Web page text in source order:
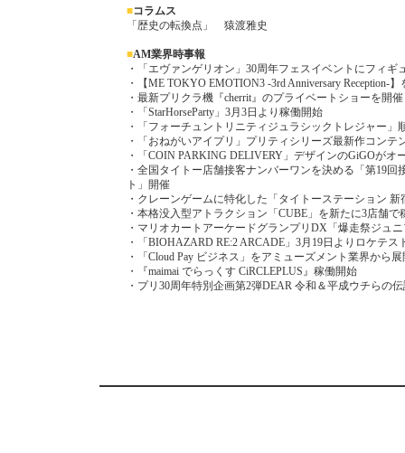
■コラムス
「歴史の転換点」 猿渡雅史
■AM業界時事報
・「エヴァンゲリオン」30周年フェスイベントにフィギ
・【ME TOKYO EMOTION3 -3rd Anniversary Reception-】
・最新プリクラ機『cherrit』のプライベートショーを開催
・「StarHorseParty」3月3日より稼働開始
・「フォーチュントリニティジュラシックトレジャー」
・「おねがいアイプリ」プリティシリーズ最新作コンテ
・「COIN PARKING DELIVERY」デザインのGiGOがオ
・全国タイトー店舗接客ナンバーワンを決める「第19
ト」開催
・クレーンゲームに特化した「タイトーステーション
・本格没入型アトラクション「CUBE」を新たに3店舗で
・マリオカートアーケードグランプリDX「爆走祭ジュ
・「BIOHAZARD RE:2 ARCADE」3月19日よりロケテス
・「Cloud Pay ビジネス」をアミューズメント業界から展
・『maimai でらっくす CiRCLEPLUS』稼働開始
・プリ30周年特別企画第2弾DEAR 令和＆平成ウチらの